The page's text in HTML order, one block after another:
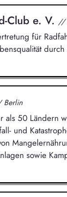
Club e. V. //
für
als 50 Ländern
und
sowie